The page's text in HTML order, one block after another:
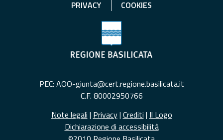
PRIVACY
COOKIES
PEC: AOO-giunta@cert.regione.basilicata.it
C.F. 80002950766
Note legali | Privacy| Crediti | Il Logo
Dichiarazione di accessibilità